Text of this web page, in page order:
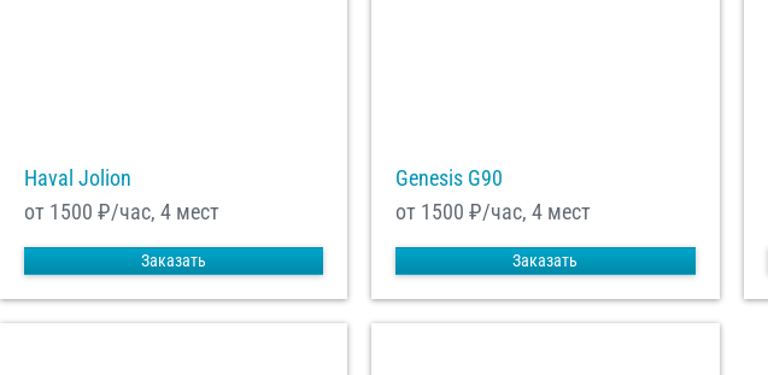
Haval Jolion
от 1500 ₽/час, 4 мест
Заказать
Genesis G90
от 1500 ₽/час, 4 мест
Заказать